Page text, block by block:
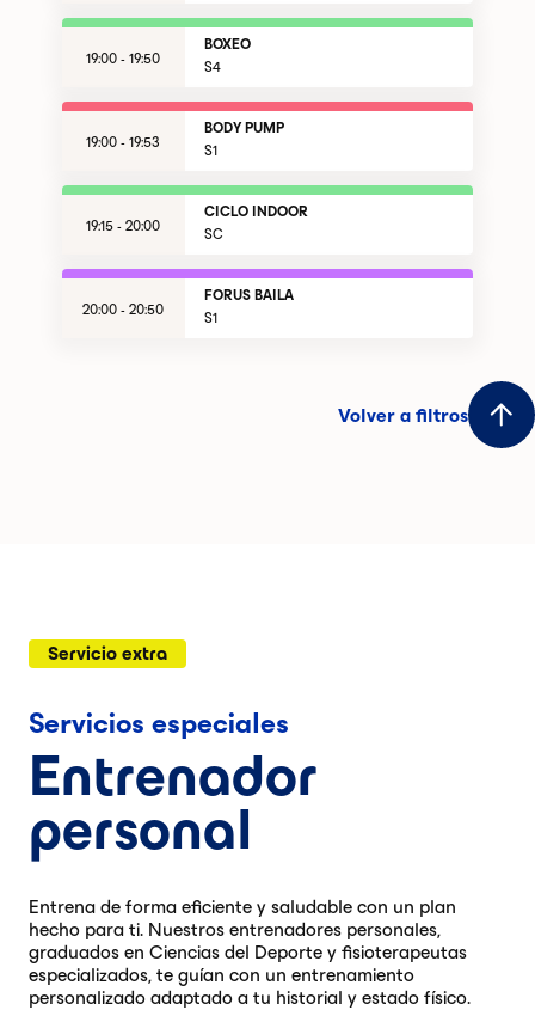
19:00 - 19:50
BOXEO
S4
19:00 - 19:53
BODY PUMP
S1
19:15 - 20:00
CICLO INDOOR
SC
20:00 - 20:50
FORUS BAILA
S1
Volver a filtros
Servicio extra
Servicios especiales
Entrenador
personal
Entrena de forma eficiente y saludable con un plan
hecho para ti. Nuestros entrenadores personales,
graduados en Ciencias del Deporte y fisioterapeutas
especializados, te guían con un entrenamiento
personalizado adaptado a tu historial y estado físico.